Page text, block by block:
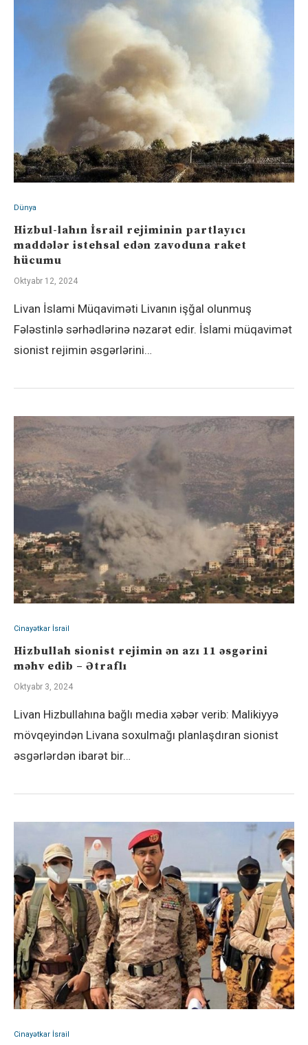
Dünya
Hizbul-lahın İsrail rejiminin partlayıcı
maddələr istehsal edən zavoduna raket
hücumu
Oktyabr 12, 2024
Livan İslami Müqaviməti Livanın işğal olunmuş
Fələstinlə sərhədlərinə nəzarət edir. İslami müqavimət
sionist rejimin əsgərlərini…
Cinayətkar İsrail
Hizbullah sionist rejimin ən azı 11 əsgərini
məhv edib – Ətraflı
Oktyabr 3, 2024
Livan Hizbullahına bağlı media xəbər verib: Malikiyyə
mövqeyindən Livana soxulmağı planlaşdıran sionist
əsgərlərdən ibarət bir…
Cinayətkar İsrail